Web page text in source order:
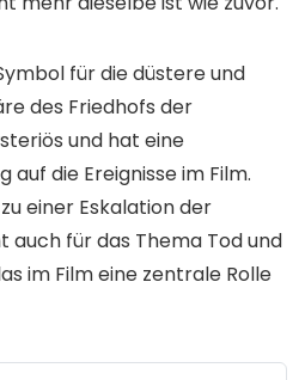
für die düstere und
des Friedhofs der
und hat eine
auf die Ereignisse im Film.
einer Eskalation der
auch für das Thema Tod und
im Film eine zentrale Rolle